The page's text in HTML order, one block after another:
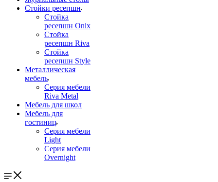
Стойки ресепшн
Стойка
ресепшн Onix
Стойка
ресепшн Riva
Стойка
ресепшн Style
Металлическая
мебель
Серия мебели
Riva Metal
Мебель для школ
Мебель для
гостиниц
Серия мебели
Light
Серия мебели
Overnight